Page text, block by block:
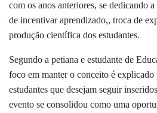
com os anos anteriores, se dedicando
de incentivar aprendizado,, troca de
produção científica dos estudantes.
Segundo a petiana e estudante de
foco em manter o conceito é explicado
estudantes que desejam seguir
evento se consolidou como uma